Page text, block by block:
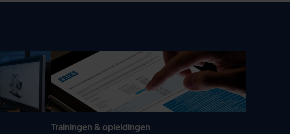
Trainingen & opleidingen